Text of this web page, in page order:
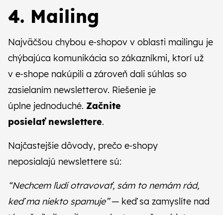
4. Mailing
Najväčšou chybou e‑shopov v oblasti mailingu je
chýbajúca komunikácia so zákazníkmi, ktorí už
v e‑shope nakúpili a zároveň dali súhlas so
zasielaním newsletterov. Riešenie je
úplne jednoduché. Začnite
posielať newslettere.
Najčastejšie dôvody, prečo e‑shopy
neposialajú newslettere sú:
“Nechcem ľudí otravovať, sám to nemám rád,
keď ma niekto spamuje”— keď sa zamyslíte nad